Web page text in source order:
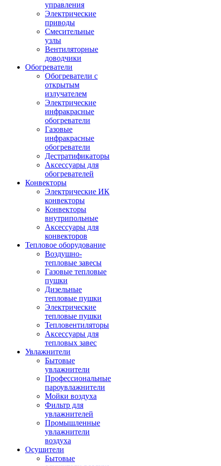
управления
Электрические
приводы
Смесительные
узлы
Вентиляторные
доводчики
Обогреватели
Обогреватели с
открытым
излучателем
Электрические
инфракрасные
обогреватели
Газовые
инфракрасные
обогреватели
Дестратификаторы
Аксессуары для
обогревателей
Конвекторы
Электрические ИК
конвекторы
Конвекторы
внутрипольные
Аксессуары для
конвекторов
Тепловое оборудование
Воздушно-
тепловые завесы
Газовые тепловые
пушки
Дизельные
тепловые пушки
Электрические
тепловые пушки
Тепловентиляторы
Аксессуары для
тепловых завес
Увлажнители
Бытовые
увлажнители
Профессиональные
пароувлажнители
Мойки воздуха
Фильтр для
увлажнителей
Промышленные
увлажнители
воздуха
Осушители
Бытовые